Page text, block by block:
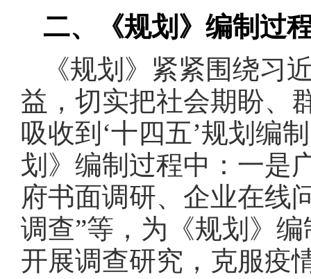
二、《规划》编制过
《规划》紧紧围绕习
益，切实把社会期盼、
吸收到‘十四五’规划编
划》编制过程中：一是
府书面调研、企业在线
调查”等，为《规划》
开展调查研究，克服疫